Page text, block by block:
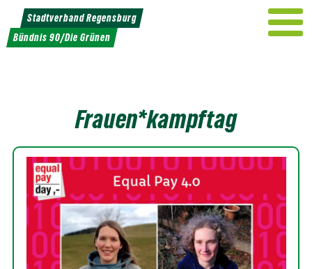
Weiter
zum
Inhalt
Stadtverband Regensburg
Bündnis 90/Die Grünen
Frauen*kampftag